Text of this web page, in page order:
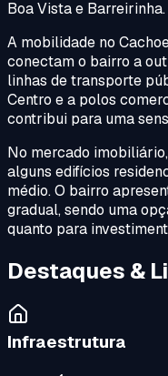
Boa Vista e Barreirinha.
A mobilidade no
conectam o bairro a
linhas de transporte
Centro e a polos
contribui para uma
No mercado
alguns edifícios
médio. O bairro
gradual, sendo uma
quanto para
Destaques &
Infraestrutura